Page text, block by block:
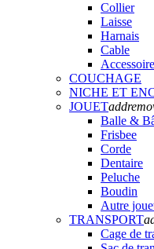
Collier
Laisse
Harnais
Cable
Accessoire
COUCHAGE
NICHE ET
JOUETadd
Balle &
Frisbee
Corde
Dentaire
Peluche
Boudin
Autre
TRANSPORT
Cage de